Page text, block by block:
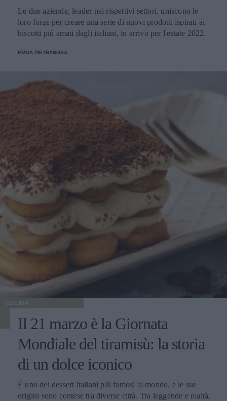
Le due aziende, leader nei rispettivi settori, uniscono le
loro forze per creare una serie di nuovi prodotti ispirati ai
biscotti più amati dagli italiani, in arrivo per l'estate 2022.
EMMA PIETRAROSA
CUCINA
Il 21 marzo è la Giornata
Mondiale del tiramisù: la storia
di un dolce iconico
È uno dei dessert italiani più famosi al mondo, e le sue
origini sono contese tra diverse città. Tra leggende e realtà,